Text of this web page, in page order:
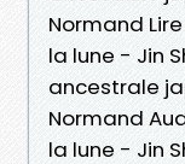
Normand
la lune - Jin
ancestrale
Normand
la lune - Jin